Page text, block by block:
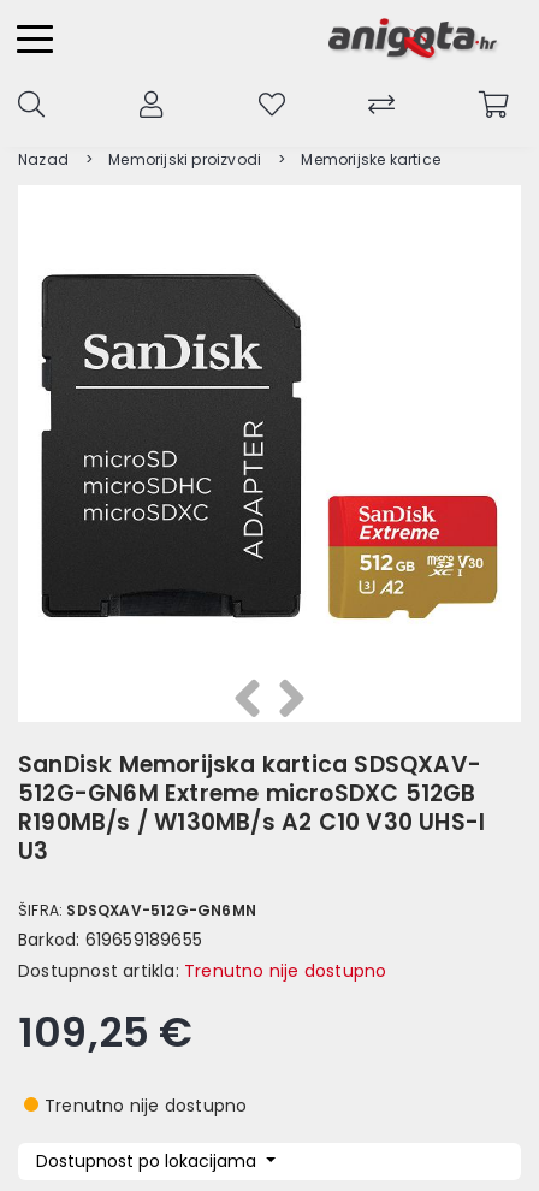
Nazad Memorijski proizvodi Memorijske kartice
PrethodnaSlijedeća
SanDisk Memorijska kartica SDSQXAV-
512G-GN6M Extreme microSDXC 512GB
R190MB/s / W130MB/s A2 C10 V30 UHS-I
U3
ŠIFRA: SDSQXAV-512G-GN6MN
Barkod: 619659189655
Dostupnost artikla: Trenutno nije dostupno
109,25 €
Trenutno nije dostupno
Dostupnost po lokacijama